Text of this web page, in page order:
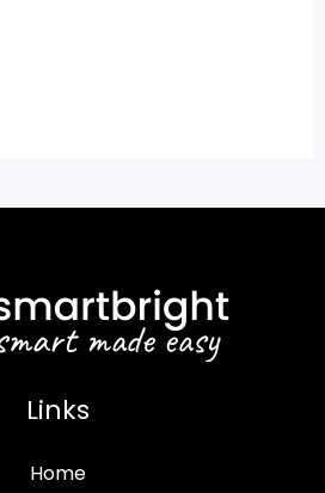
Links
Home